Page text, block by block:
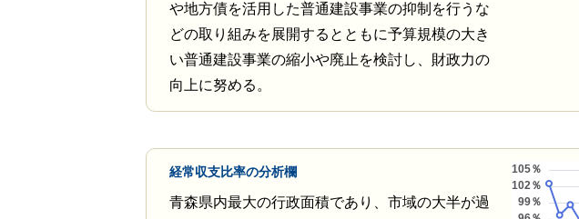
や地方債を活用した普通建設事業の抑制を行うな
どの取り組みを展開するとともに予算規模の大き
い普通建設事業の縮小や廃止を検討し、財政力の
向上に努める。
経常収支比率の分析欄
青森県内最大の行政面積であり、市域の大半が過